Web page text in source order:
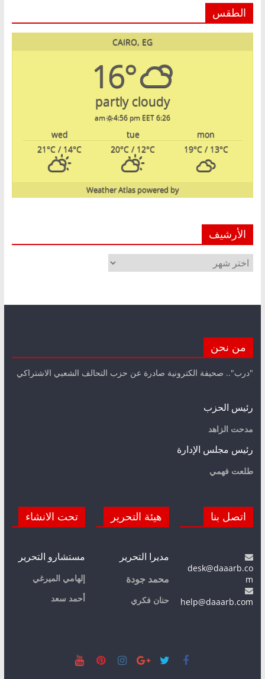
الطقس
CAIRO, EG
16°
partly cloudy
6:26 am
4:56 pm EET
mon
tue
wed
19°C/ 13°C
20°C / 12°C
21°C / 14°C
powered by
Weather Atlas
الأرشيف
الأرشيف
من نحن
"درب".. صحيفة الكترونية صادرة عن حزب التحالف الشعبي الاشتراكي
رئيس الحزب
مدحت الزاهد
رئيس مجلس الإدارة
طلعت فهمي
اتصل بنا
desk@daaarb.co
m
help@daaarb.com
هيئة التحرير
مديرا التحرير
محمد جودة
حنان فكري
تحت الانشاء
مستشارو التحرير
إلهامي الميرغي
أحمد سعد